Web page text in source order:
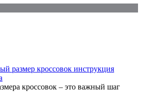
размер кроссовок инструкция
кроссовок – это важный шаг